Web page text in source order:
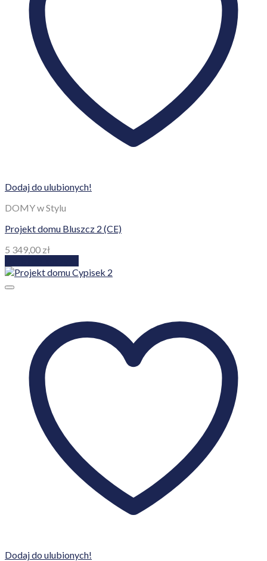
Dodaj do ulubionych!
DOMY w Stylu
Projekt domu Bluszcz 2 (CE)
5 349,00 zł
Dodaj do ulubionych!